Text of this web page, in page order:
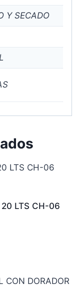
Y SECADO
20 LTS CH-06